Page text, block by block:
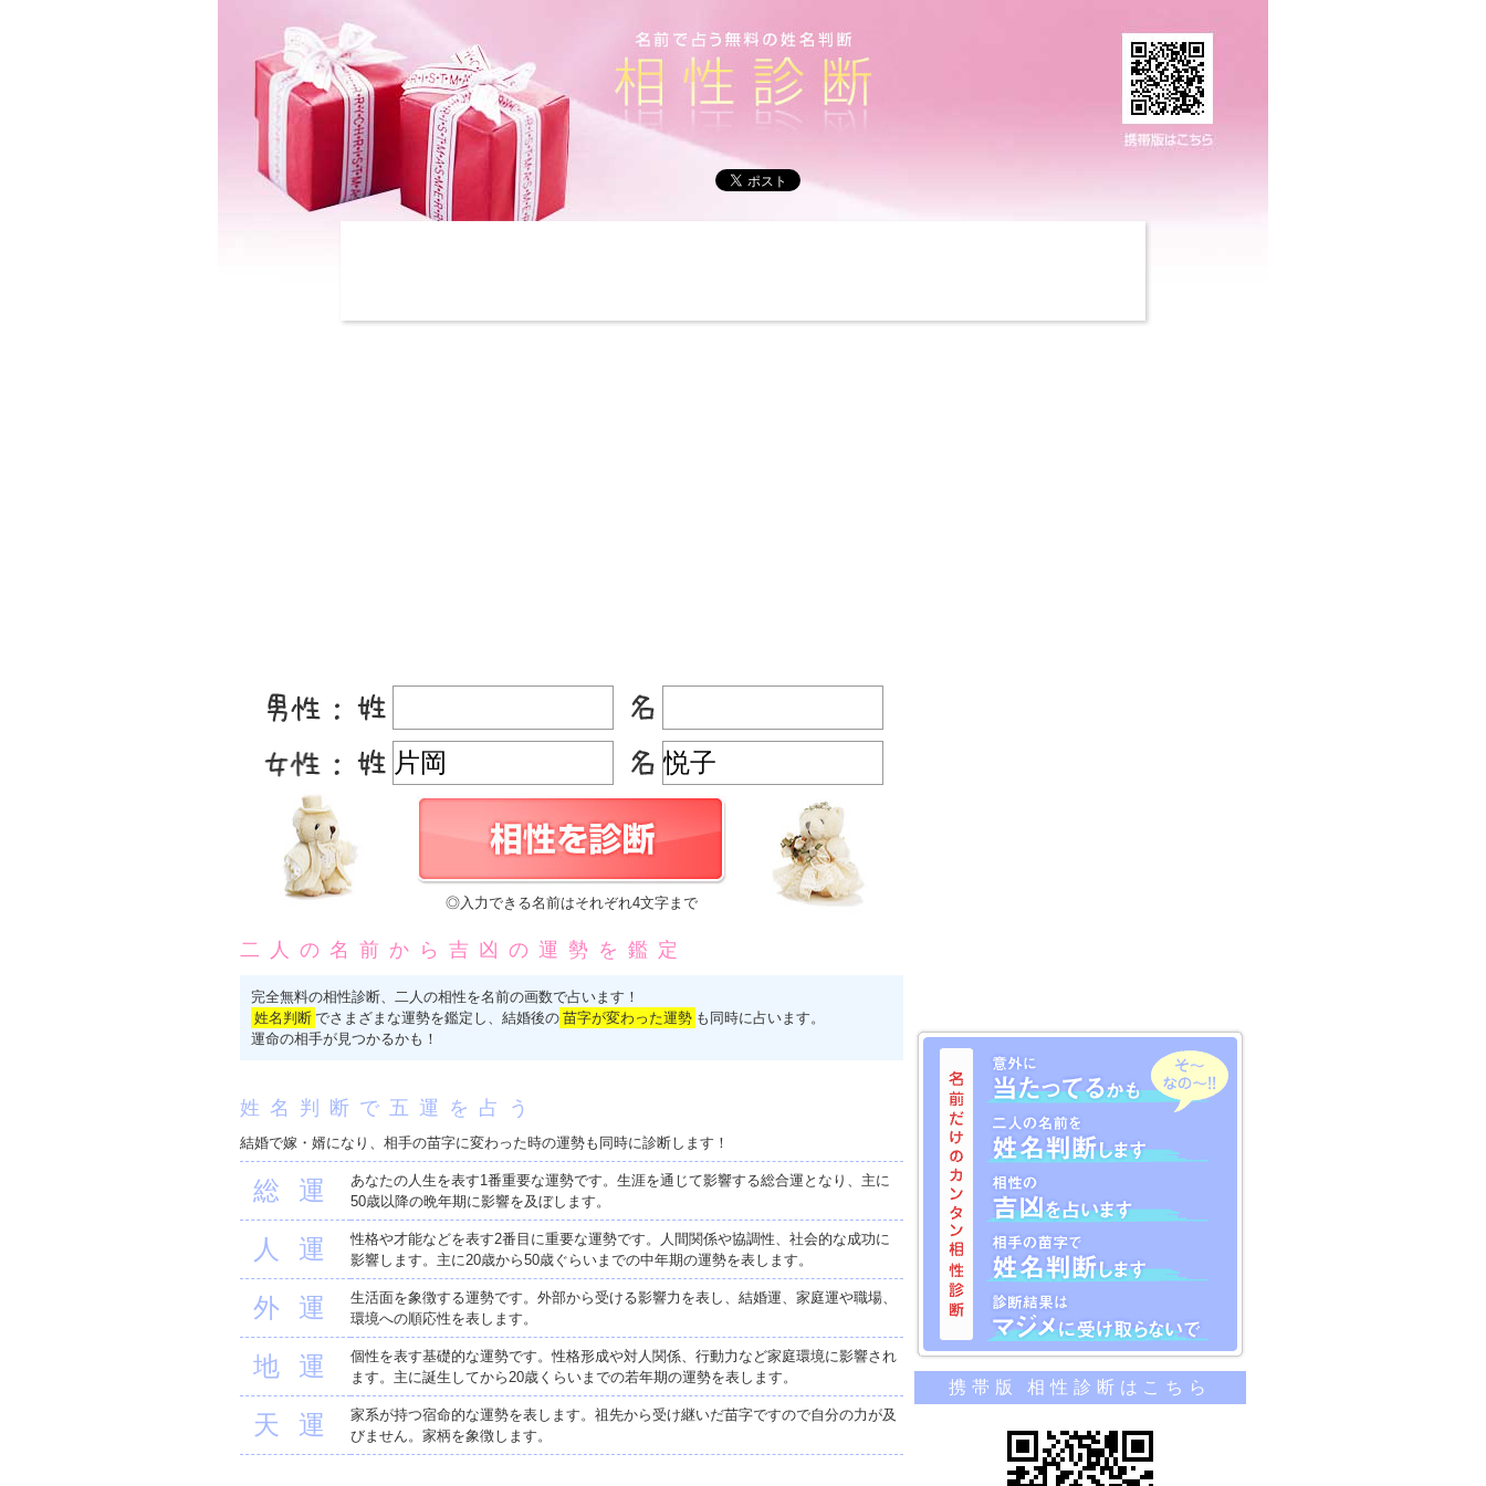
◎入力できる名前はそれぞれ4文字まで
二人の名前から吉凶の運勢を鑑定
完全無料の相性診断、二人の相性を名前の画数で占います！
姓名判断 でさまざまな運勢を鑑定し、結婚後の 苗字が変わった運勢 も同時に占います。
運命の相手が見つかるかも！
姓名判断で五運を占う
結婚で嫁・婿になり、相手の苗字に変わった時の運勢も同時に診断します！
総運
あなたの人生を表す1番重要な運勢です。生涯を通じて影響する総合運となり、主に
50歳以降の晩年期に影響を及ぼします。
人運
性格や才能などを表す2番目に重要な運勢です。人間関係や協調性、社会的な成功に
影響します。主に20歳から50歳ぐらいまでの中年期の運勢を表します。
外運
生活面を象徴する運勢です。外部から受ける影響力を表し、結婚運、家庭運や職場、
環境への順応性を表します。
地運
個性を表す基礎的な運勢です。性格形成や対人関係、行動力など家庭環境に影響され
ます。主に誕生してから20歳くらいまでの若年期の運勢を表します。
天運
家系が持つ宿命的な運勢を表します。祖先から受け継いだ苗字ですので自分の力が及
びません。家柄を象徴します。
名前だけのカンタン相性診断
意外に当たってるかも
二人の名前を姓名判断します
相性の吉凶を占います
相手の苗字で姓名判断します
携帯版 相性診断はこちら